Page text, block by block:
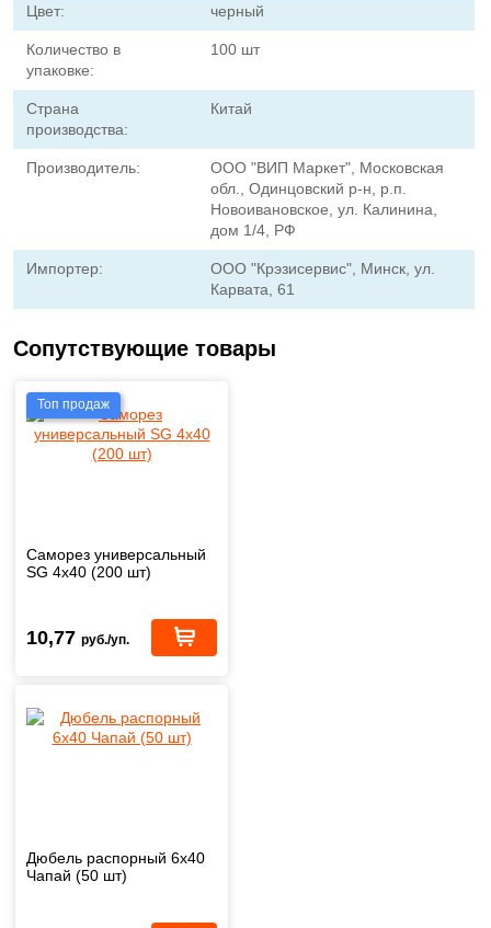
Цвет: черный
Количество в
упаковке:
100 шт
Страна
производства:
Китай
Производитель:
ООО "ВИП Маркет", Московская
обл., Одинцовский р-н, р.п.
Новоивановское, ул. Калинина,
дом 1/4, РФ
Импортер:
ООО "Крэзисервис", Минск, ул.
Карвата, 61
Сопутствующие товары
Топ продаж
Саморез универсальный
SG 4х40 (200 шт)
10,77 руб./уп.
Дюбель распорный 6х40
Чапай (50 шт)